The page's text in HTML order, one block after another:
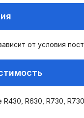
от условия
R430, R630, R730,